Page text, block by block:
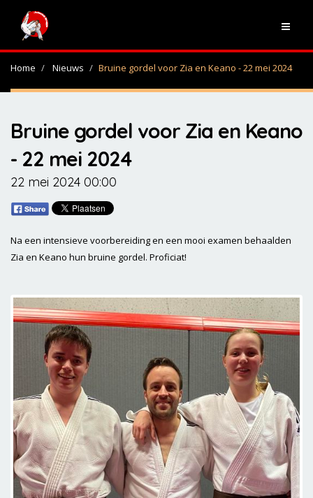
Home Nieuws Bruine gordel voor Zia en Keano - 22 mei 2024
Bruine gordel voor Zia en Keano
- 22 mei 2024
22 mei 2024 00:00
Na een intensieve voorbereiding en een mooi examen behaalden
Zia en Keano hun bruine gordel. Proficiat!